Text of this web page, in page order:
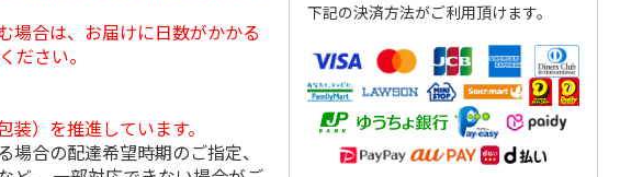
場合は、お届けに日数がかかる
ください。
）を推進しています。
合の配達希望時期のご指定、
下記の決済方法がご利用頂けます。